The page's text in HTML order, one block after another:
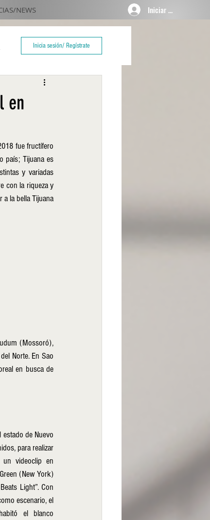
NEWS Iniciar sesión
Inicia sesión/ Regístrate
en
fue fructífero
país; Tijuana es
y variadas
con la riqueza y
a la bella Tijuana
(Mossoró),
Norte. En Sao
en busca de
de Nuevo
para realizar
videoclip en
(New York)
Light”. Con
escenario, el
el blanco